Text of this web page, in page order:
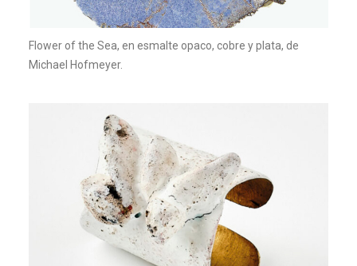
Flower of the Sea, en esmalte opaco, cobre y plata, de
Michael Hofmeyer.